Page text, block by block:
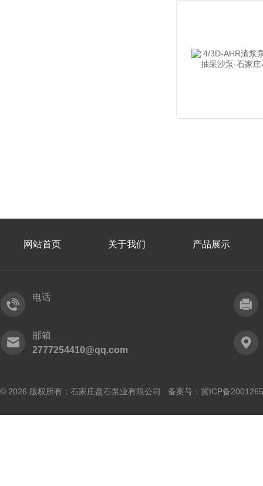
网站首页 关于我们 产品展示
电话
邮箱
2777254410@qq.com
© 2026 版权所有：石家庄盘石泵业有限公司 备案号： 冀ICP备